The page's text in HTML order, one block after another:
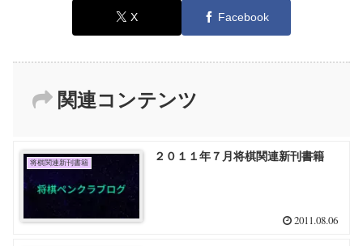
X Facebook
関連コンテンツ
将棋関連新刊書籍 ２０１１年７月将棋関連新刊書籍
2011.08.06